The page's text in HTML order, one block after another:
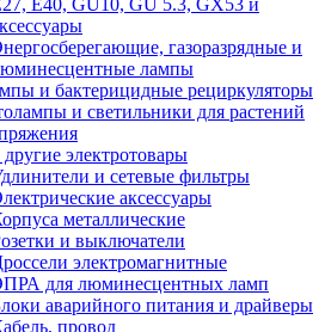
газоразрядные и
лампы
и бактерицидные рециркуляторы
и светильники для растений
электротовары
и сетевые фильтры
аксессуары
металлические
и выключатели
электромагнитные
для люминесцентных ламп
аварийного питания и драйверы
провод